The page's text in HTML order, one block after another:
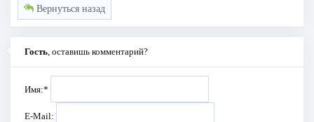
Вернуться назад
Гость , оставишь комментарий?
Имя:*
E-Mail: